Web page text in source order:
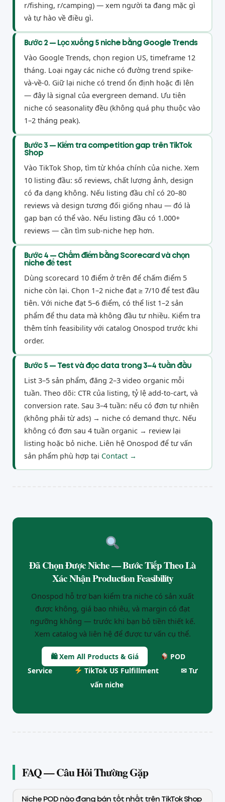
r/fishing, r/camping) — xem người ta đang mặc gì
và tự hào về điều gì.
Bước 2 — Lọc xuống 5 niche bằng Google Trends
Vào Google Trends, chọn region US, timeframe 12
tháng. Loại ngay các niche có đường trend spike-
và-về-0. Giữ lại niche có trend ổn định hoặc đi lên
— đây là signal của evergreen demand. Ưu tiên
niche có seasonality đều (không quá phụ thuộc vào
1–2 tháng peak).
Bước 3 — Kiểm tra competition gap trên TikTok
Shop
Vào TikTok Shop, tìm từ khóa chính của niche. Xem
10 listing đầu: số reviews, chất lượng ảnh, design
có đa dạng không. Nếu listing đầu chỉ có 20–80
reviews và design tương đối giống nhau — đó là
gap bạn có thể vào. Nếu listing đầu có 1.000+
reviews — cần tìm sub-niche hẹp hơn.
Bước 4 — Chấm điểm bằng Scorecard và chọn
niche để test
Dùng scorecard 10 điểm ở trên để chấm điểm 5
niche còn lại. Chọn 1–2 niche đạt ≥ 7/10 để test đầu
tiên. Với niche đạt 5–6 điểm, có thể list 1–2 sản
phẩm để thu data mà không đầu tư nhiều. Kiểm tra
thêm tính feasibility với catalog Onospod trước khi
order.
Bước 5 — Test và đọc data trong 3–4 tuần đầu
List 3–5 sản phẩm, đăng 2–3 video organic mỗi
tuần. Theo dõi: CTR của listing, tỷ lệ add-to-cart, và
conversion rate. Sau 3–4 tuần: nếu có đơn tự nhiên
(không phải từ ads) → niche có demand thực. Nếu
không có đơn sau 4 tuần organic → review lại
listing hoặc bỏ niche. Liên hệ Onospod để tư vấn
sản phẩm phù hợp tại Contact →
Đã Chọn Được Niche — Bước Tiếp Theo Là
Xác Nhận Production Feasibility
Onospod hỗ trợ bạn kiểm tra niche có sản xuất
được không, giá bao nhiêu, và margin có đạt
ngưỡng không — trước khi bạn bỏ tiền thiết kế.
Xem catalog và liên hệ để được tư vấn cụ thể.
🛍 Xem All Products & Giá
POD
Service
TikTok US Fulfillment
✉ Tư
vấn niche
FAQ — Câu Hỏi Thường Gặp
Niche POD nào đang bán tốt nhất trên TikTok Shop